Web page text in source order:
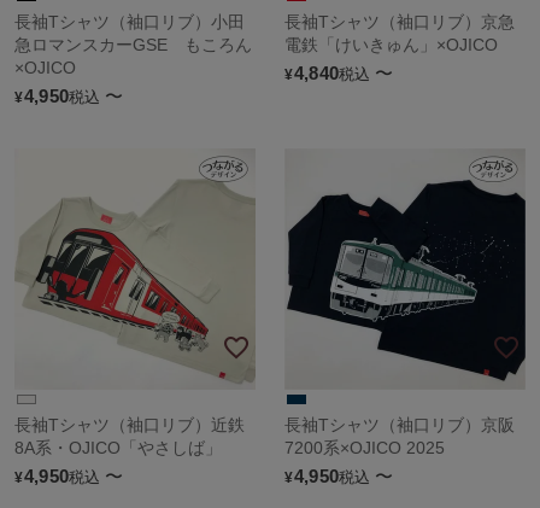
長袖Tシャツ（袖口リブ）小田
急ロマンスカーGSE もころん
×OJICO
¥4,950税込 〜
長袖Tシャツ（袖口リブ）京急
電鉄「けいきゅん」×OJICO
¥4,840税込 〜
長袖Tシャツ（袖口リブ）近鉄
8A系・OJICO「やさしば」
¥4,950税込 〜
長袖Tシャツ（袖口リブ）京阪
7200系×OJICO 2025
¥4,950税込 〜